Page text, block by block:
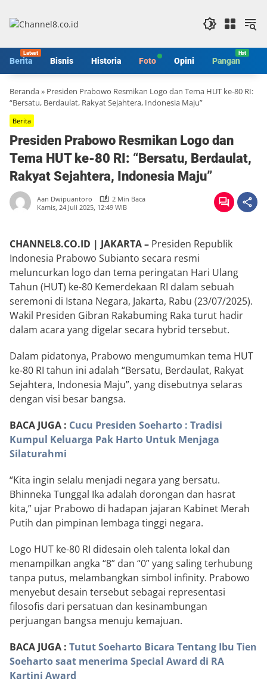
konten
Berita Bisnis Historia Foto Opini Pangan
Beranda» Presiden Prabowo Resmikan Logo dan Tema HUT ke-80 RI:
“Bersatu, Berdaulat, Rakyat Sejahtera, Indonesia Maju”
Berita
Presiden Prabowo Resmikan Logo dan
Tema HUT ke-80 RI: “Bersatu, Berdaulat,
Rakyat Sejahtera, Indonesia Maju”
Aan Dwipuantoro
2 Min Baca
Kamis, 24 Juli 2025, 12:49 WIB
CHANNEL8.CO.ID | JAKARTA – Presiden Republik
Indonesia Prabowo Subianto secara resmi
meluncurkan logo dan tema peringatan Hari Ulang
Tahun (HUT) ke-80 Kemerdekaan RI dalam sebuah
seremoni di Istana Negara, Jakarta, Rabu (23/07/2025).
Wakil Presiden Gibran Rakabuming Raka turut hadir
dalam acara yang digelar secara hybrid tersebut.
Dalam pidatonya, Prabowo mengumumkan tema HUT
ke-80 RI tahun ini adalah “Bersatu, Berdaulat, Rakyat
Sejahtera, Indonesia Maju”, yang disebutnya selaras
dengan visi besar bangsa.
BACA JUGA : Cucu Presiden Soeharto : Tradisi
Kumpul Keluarga Pak Harto Untuk Menjaga
Silaturahmi
“Kita ingin selalu menjadi negara yang bersatu.
Bhinneka Tunggal Ika adalah dorongan dan hasrat
kita,” ujar Prabowo di hadapan jajaran Kabinet Merah
Putih dan pimpinan lembaga tinggi negara.
Logo HUT ke-80 RI didesain oleh talenta lokal dan
menampilkan angka “8” dan “0” yang saling terhubung
tanpa putus, melambangkan simbol infinity. Prabowo
menyebut desain tersebut sebagai representasi
filosofis dari persatuan dan kesinambungan
perjuangan bangsa menuju kemajuan.
BACA JUGA : Tutut Soeharto Bicara Tentang Ibu Tien
Soeharto saat menerima Special Award di RA
Kartini Award